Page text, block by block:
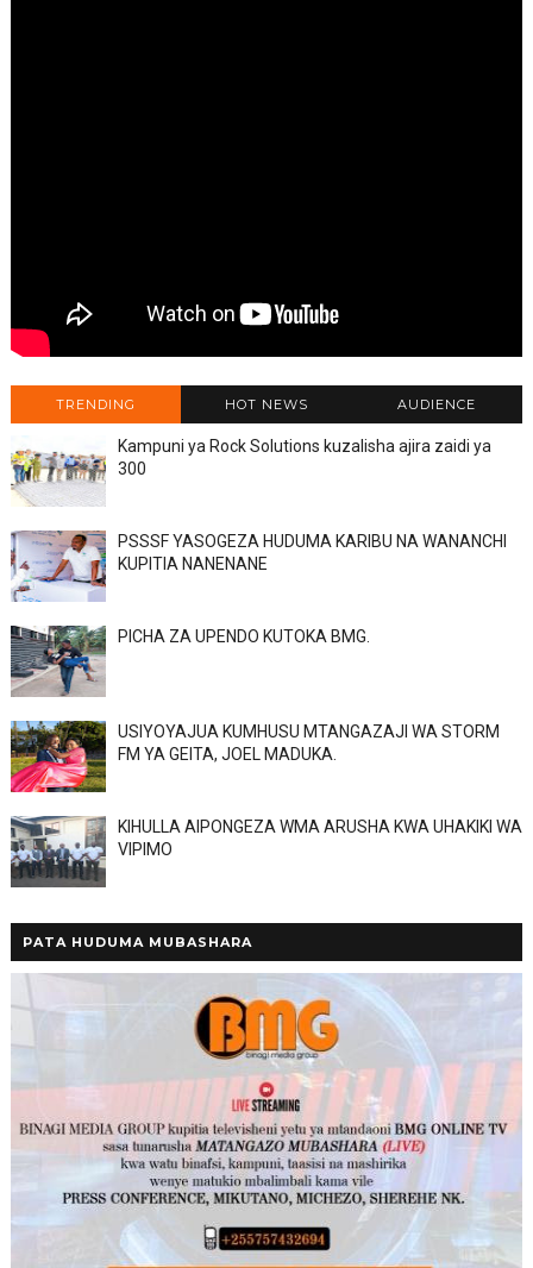
TRENDING HOT NEWS AUDIENCE
Kampuni ya Rock Solutions kuzalisha ajira zaidi ya
300
PSSSF YASOGEZA HUDUMA KARIBU NA WANANCHI
KUPITIA NANENANE
PICHA ZA UPENDO KUTOKA BMG.
USIYOYAJUA KUMHUSU MTANGAZAJI WA STORM
FM YA GEITA, JOEL MADUKA.
KIHULLA AIPONGEZA WMA ARUSHA KWA UHAKIKI WA
VIPIMO
PATA HUDUMA MUBASHARA